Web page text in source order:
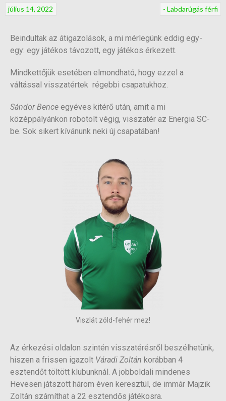
- Labdarúgás férfi
július 14, 2022
Beindultak az átigazolások, a mi mérlegünk eddig egy-
egy: egy játékos távozott, egy játékos érkezett.
Mindkettőjük esetében elmondható, hogy ezzel a
váltással visszatértek régebbi csapatukhoz.
Sándor Bence egyéves kitérő után, amit a mi
középpályánkon robotolt végig, visszatér az Energia SC-
be. Sok sikert kívánunk neki új csapatában!
Viszlát zöld-fehér mez!
Az érkezési oldalon szintén visszatérésről beszélhetünk,
hiszen a frissen igazolt Váradi Zoltán korábban 4
esztendőt töltött klubunknál. A jobboldali mindenes
Hevesen játszott három éven keresztül, de immár Majzik
Zoltán számíthat a 22 esztendős játékosra.